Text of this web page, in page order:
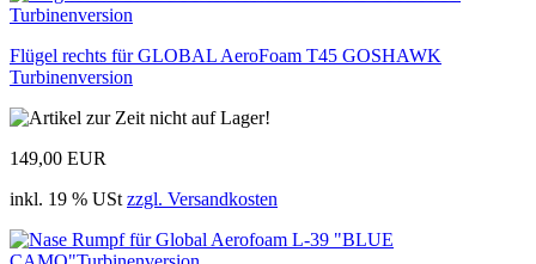
Flügel rechts für GLOBAL AeroFoam T45 GOSHAWK
Turbinenversion
149,00 EUR
inkl. 19 % USt zzgl. Versandkosten